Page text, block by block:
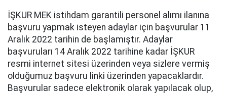
İŞKUR MEK istihdam garantili personel alımı ilanına
başvuru yapmak isteyen adaylar için başvurular 11
Aralık 2022 tarihin de başlamıştır. Adaylar
başvuruları 14 Aralık 2022 tarihine kadar İŞKUR
resmi internet sitesi üzerinden veya sizlere vermiş
olduğumuz başvuru linki üzerinden yapacaklardır.
Başvurular sadece elektronik olarak yapılacak olup,